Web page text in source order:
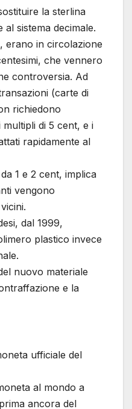
la sterlina
al sistema decimale.
erano in circolazione
che vennero
controversia. Ad
(carte di
richiedono
di 5 cent, e i
rapidamente al
1 e 2 cent, implica
vengono
dal 1999,
plastico invece
nuovo materiale
e la
ufficiale del
al mondo a
ancora del